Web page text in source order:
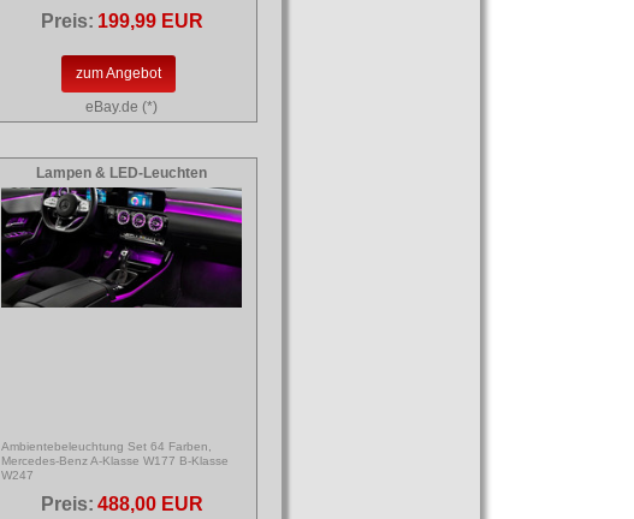
Preis: 199,99 EUR
zum Angebot
eBay.de (*)
Lampen & LED-Leuchten
Ambientebeleuchtung Set 64 Farben,
Mercedes-Benz A-Klasse W177 B-Klasse
W247
Preis: 488,00 EUR